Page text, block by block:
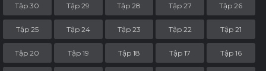
Tập 30 Tập 29 Tập 28 Tập 27 Tập 26
Tập 25 Tập 24 Tập 23 Tập 22 Tập 21
Tập 20 Tập 19 Tập 18 Tập 17 Tập 16